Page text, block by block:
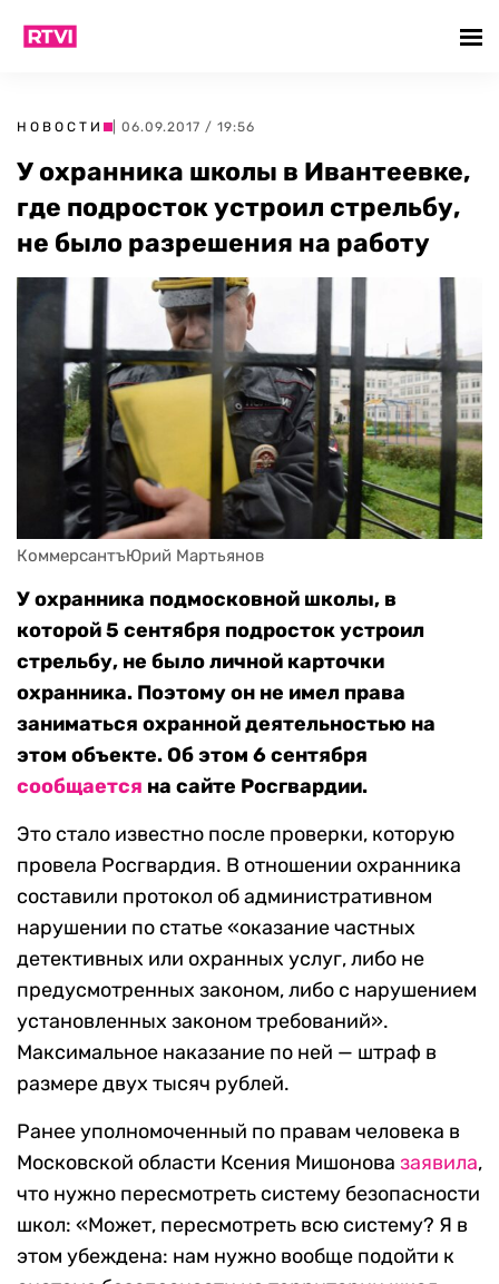
НОВОСТИ | 06.09.2017 / 19:56
У охранника школы в Ивантеевке,
где подросток устроил стрельбу,
не было разрешения на работу
КоммерсантъЮрий Мартьянов
У охранника подмосковной школы, в
которой 5 сентября подросток устроил
стрельбу, не было личной карточки
охранника. Поэтому он не имел права
заниматься охранной деятельностью на
этом объекте. Об этом 6 сентября
сообщается на сайте Росгвардии.
Это стало известно после проверки, которую
провела Росгвардия. В отношении охранника
составили протокол об административном
нарушении по статье «оказание частных
детективных или охранных услуг, либо не
предусмотренных законом, либо с нарушением
установленных законом требований».
Максимальное наказание по ней — штраф в
размере двух тысяч рублей.
Ранее уполномоченный по правам человека в
Московской области Ксения Мишонова заявила,
что нужно пересмотреть систему безопасности
школ: «Может, пересмотреть всю систему? Я в
этом убеждена: нам нужно вообще подойти к